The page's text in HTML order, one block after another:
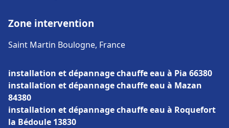
Zone intervention
Saint Martin Boulogne, France
installation et dépannage chauffe eau à Pia 66380
installation et dépannage chauffe eau à Mazan
84380
installation et dépannage chauffe eau à Roquefort
la Bédoule 13830